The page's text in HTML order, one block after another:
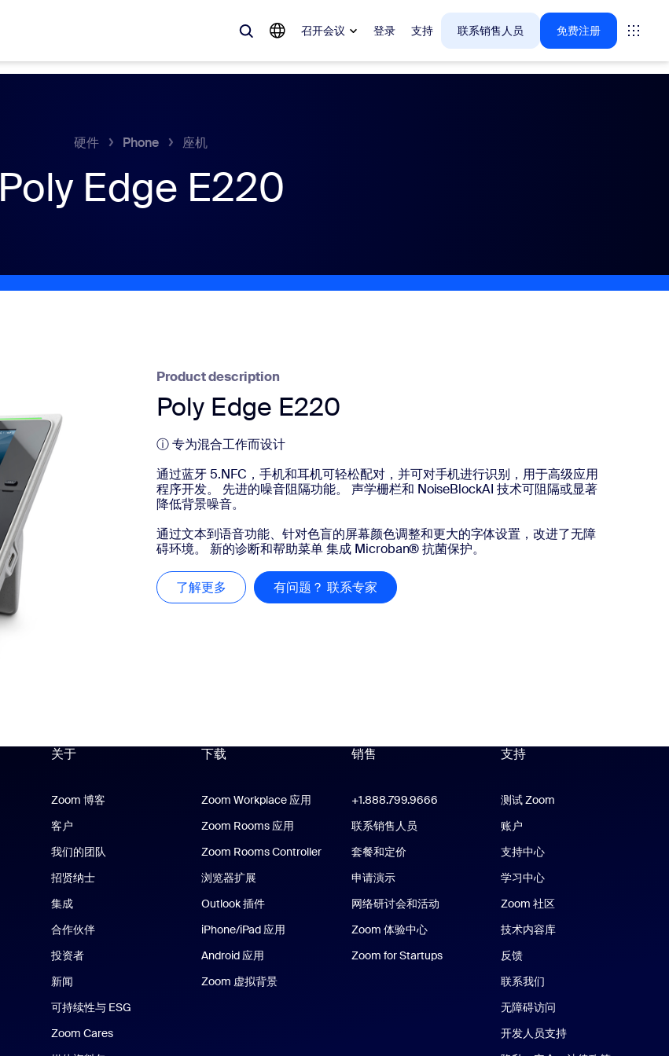
召开会议 登录 支持 联系销售人员 免费注册
硬件 Phone 座机
Poly Edge E220
Product description
Poly Edge E220
ⓘ 专为混合工作而设计
通过蓝牙 5.NFC，手机和耳机可轻松配对，并可对手机进行识别，用于高级应用
程序开发。 先进的噪音阻隔功能。 声学栅栏和 NoiseBlockAI 技术可阻隔或显著
降低背景噪音。
通过文本到语音功能、针对色盲的屏幕颜色调整和更大的字体设置，改进了无障
碍环境。 新的诊断和帮助菜单 集成 Microban® 抗菌保护。
了解更多 了解更多有问题？ 联系专家 有问题？ 联系专家
关于
Zoom 博客
客户
我们的团队
招贤纳士
集成
合作伙伴
投资者
新闻
可持续性与 ESG
Zoom Cares
下载
Zoom Workplace 应用 Zoom Workplace 应用
Zoom Rooms 应用 Zoom Rooms 应用
Zoom Rooms Controller
浏览器扩展
Outlook 插件
iPhone/iPad 应用 iPhone/iPad 应用
Android 应用
Zoom 虚拟背景
销售
+1.888.799.9666
联系销售人员
套餐和定价
申请演示
网络研讨会和活动
Zoom 体验中心Zoom 体验中心
Zoom for StartupsZoom for Startups
支持
支持
测试 Zoom
账户
支持中心
学习中心
Zoom 社区
技术内容库
反馈
联系我们
无障碍访问
开发人员支持